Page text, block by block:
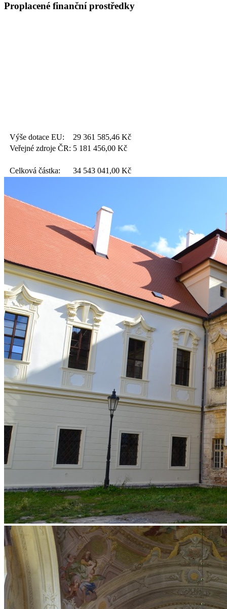
Proplacené finanční prostředky
Výše dotace EU: 29 361 585,46 Kč
Veřejné zdroje ČR: 5 181 456,00 Kč
Celková částka: 34 543 041,00 Kč